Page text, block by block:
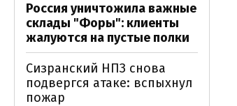
Россия уничтожила важные
склады "Форы": клиенты
жалуются на пустые полки
Сизранский НПЗ снова
подвергся атаке: вспыхнул
пожар